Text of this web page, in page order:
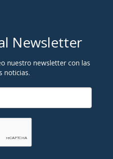
Newsletter
nuestro newsletter con las
noticias.